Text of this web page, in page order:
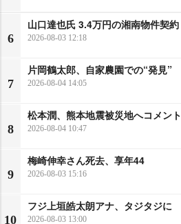
6
山口達也氏 3.4万円の湘南物件契約
2026-08-03 12:18
7
片岡鶴太郎、自家農園での“発見”
2026-08-04 14:05
8
松本潤、熊本地震被災地へコメント
2026-08-04 10:47
9
梅崎伸幸さん死去、享年44
2026-08-03 15:16
10
フジ上垣皓太朗アナ、タジタジに
2026-08-03 13:00